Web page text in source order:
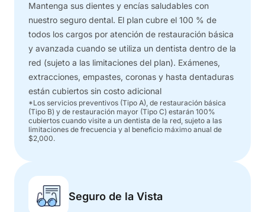
Mantenga sus dientes y encías saludables con
nuestro seguro dental. El plan cubre el 100 % de
todos los cargos por atención de restauración básica
y avanzada cuando se utiliza un dentista dentro de la
red (sujeto a las limitaciones del plan). Exámenes,
extracciones, empastes, coronas y hasta dentaduras
están cubiertos sin costo adicional
​​*Los servicios preventivos (Tipo A), de restauración básica
(Tipo B) y de restauración mayor (Tipo C) estarán 100%
cubiertos cuando visite a un dentista de la red, sujeto a las
limitaciones de frecuencia y al beneficio máximo anual de
$2,000.
Seguro de la Vista